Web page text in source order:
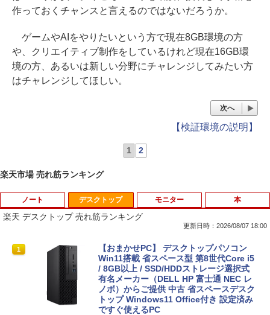
作っておくチャンスと言えるのではないだろうか。
ゲームやAIをやりたいという方で現在8GB環境の方
や、クリエイティブ制作をしているけれど現在16GB環
境の方、あるいは新しい分野にチャレンジしてみたい方
はチャレンジしてほしい。
次へ
【検証環境の説明】
1 2
楽天市場 売れ筋ランキング
ノート
1
【★最大100%ポイント】【新生活応援・
2026】【Office 2019 H&B】富士通 MU
937/Celeron 3865U/メモリ:4GB/8GB/S
SD:128GB/256GB/512GB/1TB/13.3型/
フルHD/wifi/HDMI/USB3.0/中古 ノート
パソコン/モバイルPC/Windows11
デスクトップ
楽天 デスクトップ 売れ筋ランキング
更新日時：2026/08/07 18:00
1
【おまかせPC】 デスクトップパソコン
Win11搭載 省スペース型 第8世代Core i5
/ 8GB以上 / SSD/HDDストレージ選択式
有名メーカー（DELL HP 富士通 NEC レ
ノボ）からご提供 中古 省スペースデスク
トップ Windows11 Office付き 設定済み
ですぐ使えるPC
モニター 本